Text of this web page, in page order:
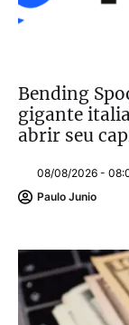
Bending
gigante
abrir seu
08/08/2026 -
Paulo Junio